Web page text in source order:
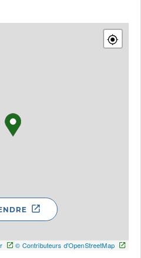
© Contributeurs d'OpenStreetMap